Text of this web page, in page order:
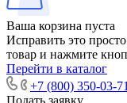
Ваша корзина пуста
Исправить это
товар и нажмите
Перейти в каталог
+7 (800) 350-03-71
Подать заявку